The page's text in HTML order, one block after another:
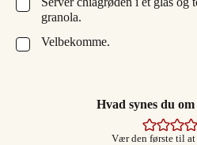
▢
granola.
▢
Velbekomme.
Hvad synes du
Vær den første til at